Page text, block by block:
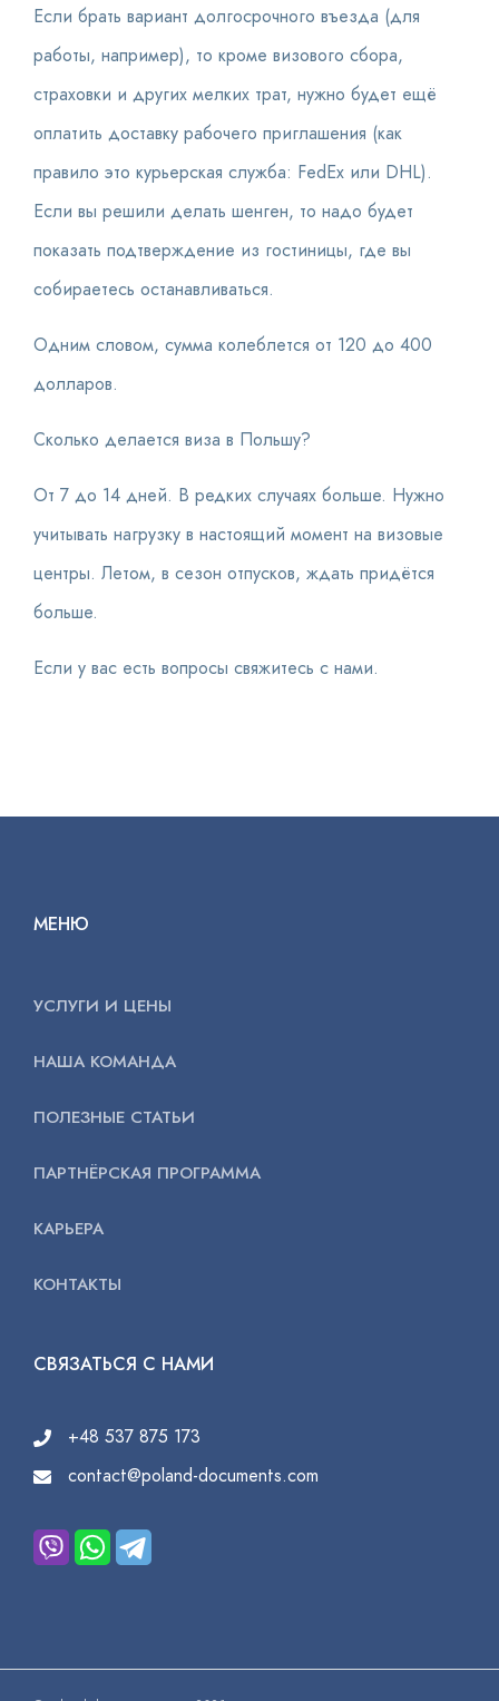
Если брать вариант долгосрочного въезда (для
работы, например), то кроме визового сбора,
страховки и других мелких трат, нужно будет ещё
оплатить доставку рабочего приглашения (как
правило это курьерская служба: FedEx или DHL).
Если вы решили делать шенген, то надо будет
показать подтверждение из гостиницы, где вы
собираетесь останавливаться.
Одним словом, сумма колеблется от 120 до 400
долларов.
Сколько делается виза в Польшу?
От 7 до 14 дней. В редких случаях больше. Нужно
учитывать нагрузку в настоящий момент на визовые
центры. Летом, в сезон отпусков, ждать придётся
больше.
Если у вас есть вопросы свяжитесь с нами.
МЕНЮ
УСЛУГИ И ЦЕНЫ
НАША КОМАНДА
ПОЛЕЗНЫЕ СТАТЬИ
ПАРТНЁРСКАЯ ПРОГРАММА
КАРЬЕРА
КОНТАКТЫ
СВЯЗАТЬСЯ С НАМИ
+48 537 875 173
contact@poland-documents.com